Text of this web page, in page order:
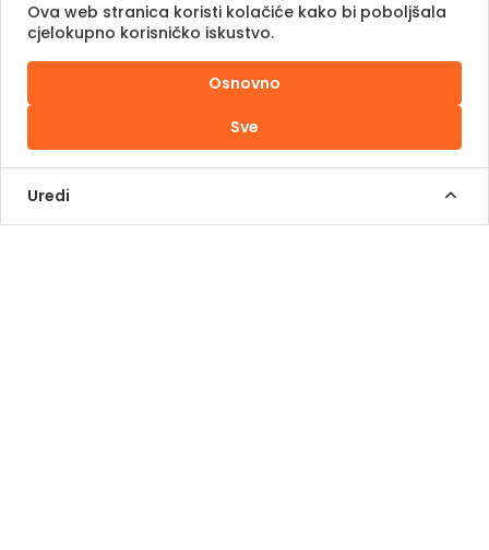
Pomozi.ba Novosti
Kontaktirajte nas
Kontakt Info
+387 62 839 000
info@pomoziba.org
Ova web stranica koristi kolačiće kako bi poboljšala
cjelokupno korisničko iskustvo.
Osnovno
Sve
Uredi